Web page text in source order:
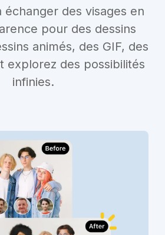
échanger des visages en
pour des dessins
animés, des GIF, des
explorez des possibilités
infinies.